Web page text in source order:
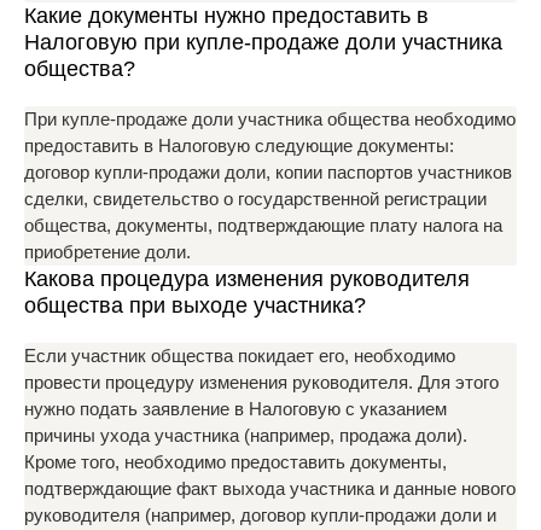
Какие документы нужно предоставить в
Налоговую при купле-продаже доли участника
общества?
При купле-продаже доли участника общества необходимо
предоставить в Налоговую следующие документы:
договор купли-продажи доли, копии паспортов участников
сделки, свидетельство о государственной регистрации
общества, документы, подтверждающие плату налога на
приобретение доли.
Какова процедура изменения руководителя
общества при выходе участника?
Если участник общества покидает его, необходимо
провести процедуру изменения руководителя. Для этого
нужно подать заявление в Налоговую с указанием
причины ухода участника (например, продажа доли).
Кроме того, необходимо предоставить документы,
подтверждающие факт выхода участника и данные нового
руководителя (например, договор купли-продажи доли и